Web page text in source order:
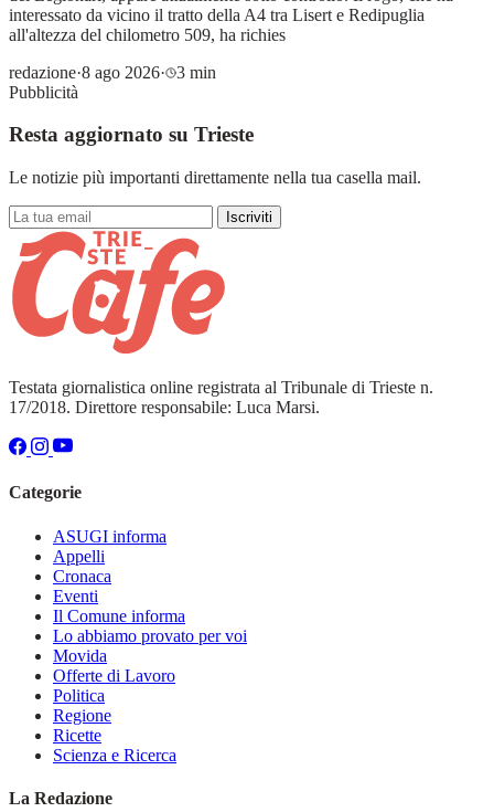
interessato da vicino il tratto della A4 tra Lisert e Redipuglia
all'altezza del chilometro 509, ha richies
redazione·8 ago 2026·
3 min
Pubblicità
Resta aggiornato su Trieste
Le notizie più importanti direttamente nella tua casella mail.
Iscriviti
Testata giornalistica online registrata al Tribunale di Trieste n.
17/2018. Direttore responsabile: Luca Marsi.
Categorie
ASUGI informa
Appelli
Cronaca
Eventi
Il Comune informa
Lo abbiamo provato per voi
Movida
Offerte di Lavoro
Politica
Regione
Ricette
Scienza e Ricerca
La Redazione